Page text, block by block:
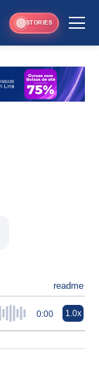
STORIES
readme
0:00 1.0x